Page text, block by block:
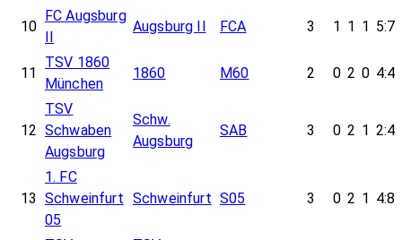
10
FC Augsburg
II
Augsburg II FCA 3 1 1 1 5:7
11
TSV 1860
München
1860 M60 2 0 2 0 4:4
12
TSV
Schwaben
Augsburg
Schw.
Augsburg
SAB 3 0 2 1 2:4
13
1. FC
Schweinfurt
05
Schweinfurt S05 3 0 2 1 4:8